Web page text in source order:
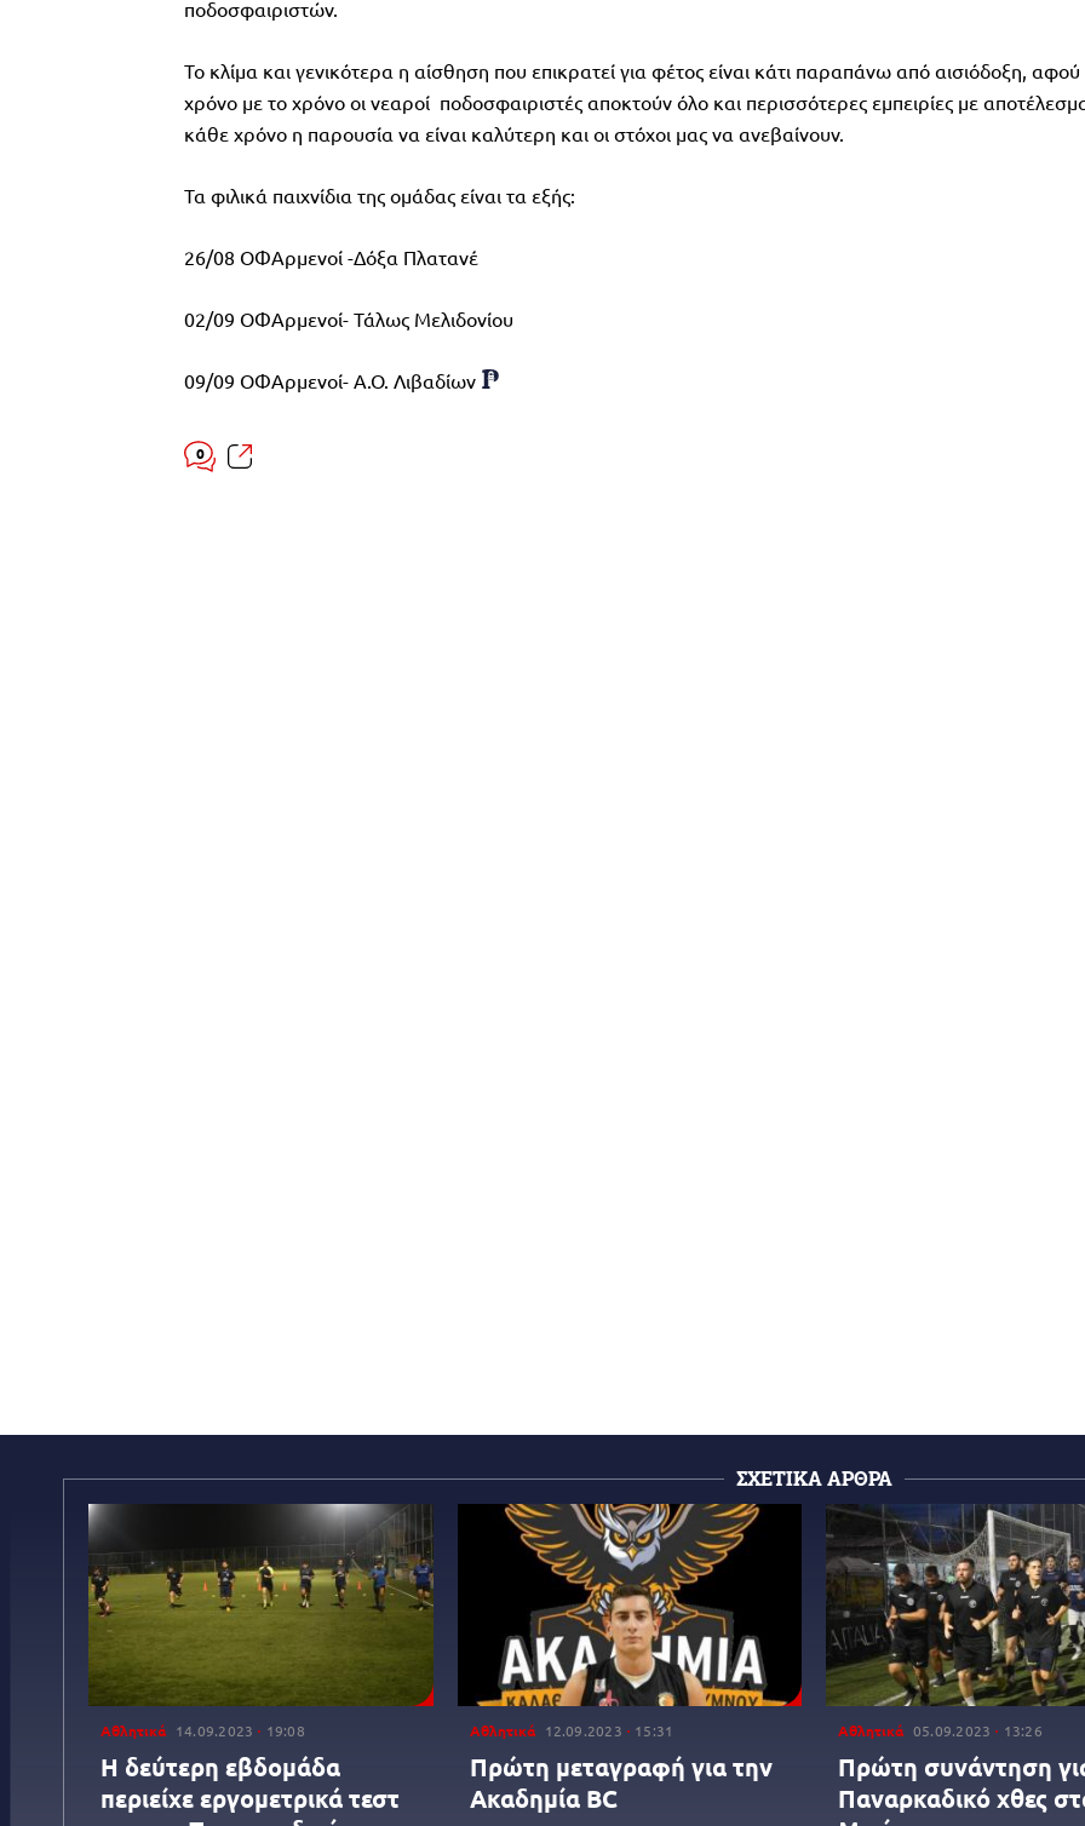
ποδοσφαιριστών.
Το κλίμα και γενικότερα η αίσθηση που επικρατεί για φέτος είναι κάτι παραπάνω από αισιόδοξη, αφού
χρόνο με το χρόνο οι νεαροί ποδοσφαιριστές αποκτούν όλο και περισσότερες εμπειρίες με
κάθε χρόνο η παρουσία να είναι καλύτερη και οι στόχοι μας να ανεβαίνουν.
Τα φιλικά παιχνίδια της ομάδας είναι τα εξής:
26/08 ΟΦΑρμενοί -Δόξα Πλατανέ
02/09 ΟΦΑρμενοί- Τάλως Μελιδονίου
09/09 ΟΦΑρμενοί- Α.Ο. Λιβαδίων
0
ΣΧΕΤΙΚΑ ΑΡΘΡΑ
Αθλητικά 14.09.2023 19:08
Η δεύτερη εβδομάδα
περιείχε εργομετρικά τεστ
Αθλητικά 12.09.2023 15:31
Πρώτη μεταγραφή για την
Ακαδημία BC
Αθλητικά 05.09.2023 13:26
Πρώτη συνάντηση
Παναρκαδικό χθες